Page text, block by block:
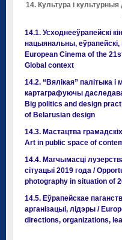
14. Культура і
14.1. Усходнееўрапейскі
нацыянальны,
European Cinema of the
Global context
14.2. “Вялікая” палітыка і
картаграфуючы
Big politics and design
of Belarusian design
14.3. Мастацтва
Art in public space of
14.4. Магчымасці
сітуацыі 2019 года /
photography in situation of
14.5. Еўрапейскае
арганізацыі, лідэры /
directions, organizations,